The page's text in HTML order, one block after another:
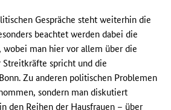
Gespräche steht weiterhin die
beachtet werden dabei die
wobei man hier vor allem über die
spricht und die
Zu anderen politischen Problemen
sondern man diskutiert
den Reihen der Hausfrauen – über